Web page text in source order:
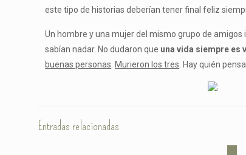
este tipo de historias deberían tener final feliz
Un hombre y una mujer del mismo grupo de
sabían nadar. No dudaron que una vida siempre es
buenas personas Murieron los tres . Hay quién
Entradas relacionadas